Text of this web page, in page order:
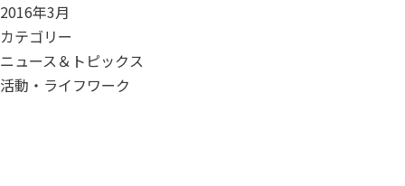
2016年3月
カテゴリー
ニュース＆トピックス
活動・ライフワーク